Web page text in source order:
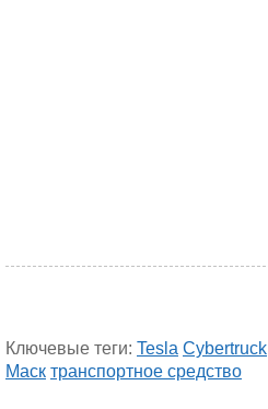
Ключевые теги: Tesla Cybertruck
Маск транспортное средство